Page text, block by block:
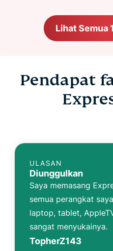
Lihat Semua
Pendapat
ULASAN
Diunggulkan
Saya memasang
semua perangkat
laptop, tablet,
sangat menyukainya.
TopherZ143